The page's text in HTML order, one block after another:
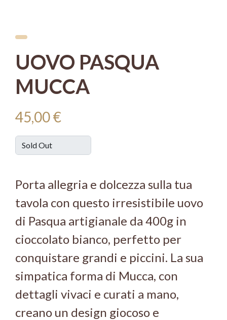
UOVO PASQUA
MUCCA
45,00 €
Porta allegria e dolcezza sulla tua
tavola con questo irresistibile uovo
di Pasqua artigianale da 400g in
cioccolato bianco, perfetto per
conquistare grandi e piccini. La sua
simpatica forma di Mucca, con
dettagli vivaci e curati a mano,
creano un design giocoso e